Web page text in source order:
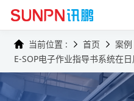
当前位置 : 首页 案例
E-SOP电子作业指导书系统在